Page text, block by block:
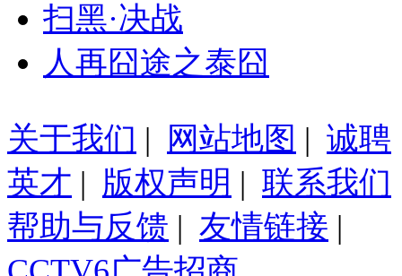
扫黑·决战
人再囧途之泰囧
关于我们 | 网站地图 | 诚聘
英才 | 版权声明 | 联系我们
帮助与反馈 | 友情链接 |